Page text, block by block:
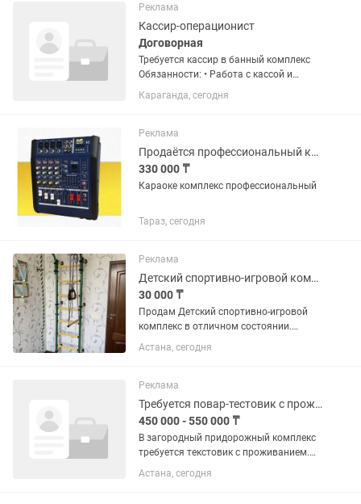
при собеседовании дополнительные ....
Реклама
Кассир-операционист
Договорная
Требуется кассир в банный комплекс
Обязанности: • Работа с кассой и
оплатами • Встреча гостей •
Консультация по услугам • Продажа
Караганда, сегодня
Реклама
Продаётся профессиональный караоке. Комплекс
330 000 ₸
Караоке комплекс профессиональный
Тараз, сегодня
Реклама
Детский спортивно-игровой комплекс
30 000 ₸
Продам Детский спортивно-игровой
комплекс в отличном состоянии.
-турник -канат -трапеция -кольца
Астана, сегодня
Реклама
Требуется повар-тестовик с проживанием
450 000 - 550 000 ₸
В загородный придорожный комплекс
требуется текстовик с проживанием.
Работа с тестом, выпечкой и тд Лепка
пельменей, манты, лепешки, вареники.
Астана, сегодня